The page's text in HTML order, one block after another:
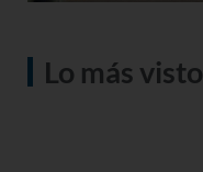
Lo más visto